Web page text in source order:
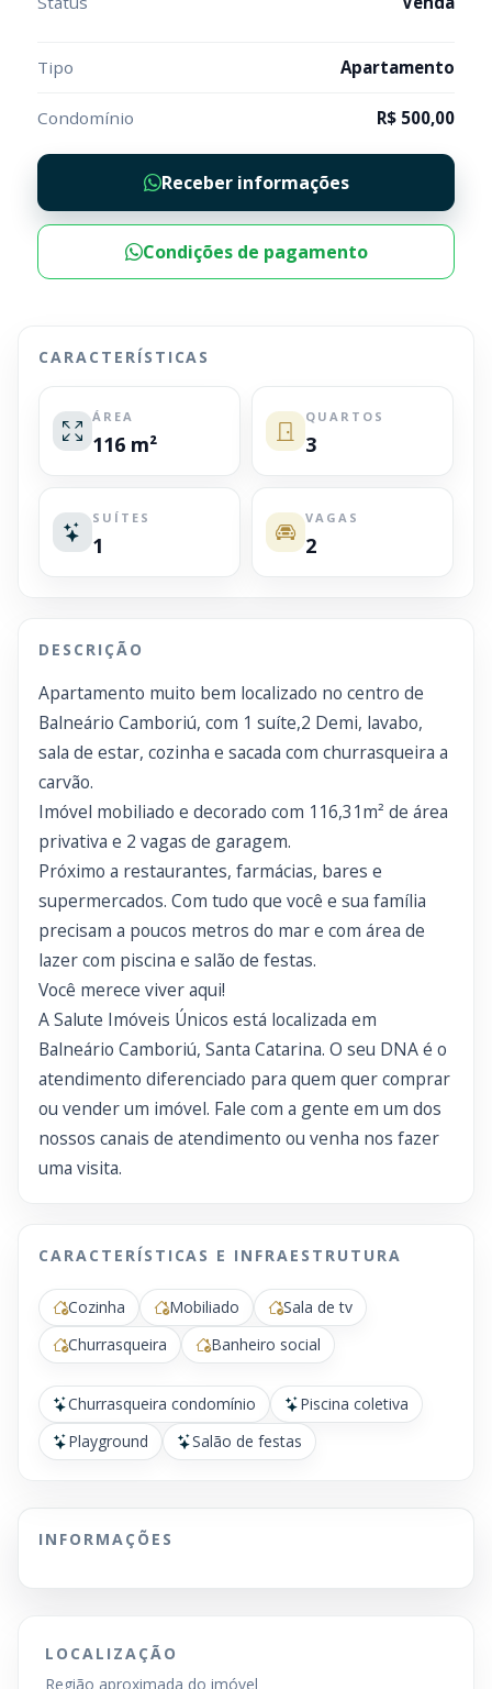
Tipo Apartamento
Condomínio R$ 500,00
Receber informações
Condições de pagamento
CARACTERÍSTICAS
ÁREA
116 m²
QUARTOS
3
SUÍTES
1
VAGAS
2
DESCRIÇÃO
Apartamento muito bem localizado no centro de
Balneário Camboriú, com 1 suíte,2 Demi, lavabo,
sala de estar, cozinha e sacada com churrasqueira a
carvão.
Imóvel mobiliado e decorado com 116,31m² de área
privativa e 2 vagas de garagem.
Próximo a restaurantes, farmácias, bares e
supermercados. Com tudo que você e sua família
precisam a poucos metros do mar e com área de
lazer com piscina e salão de festas.
Você merece viver aqui!
A Salute Imóveis Únicos está localizada em
Balneário Camboriú, Santa Catarina. O seu DNA é o
atendimento diferenciado para quem quer comprar
ou vender um imóvel. Fale com a gente em um dos
nossos canais de atendimento ou venha nos fazer
uma visita.
CARACTERÍSTICAS E INFRAESTRUTURA
Cozinha Mobiliado
Sala de tv
Churrasqueira
Banheiro social
Churrasqueira condomínio
Piscina coletiva
Playground
Salão de festas
INFORMAÇÕES
LOCALIZAÇÃO
Região aproximada do imóvel